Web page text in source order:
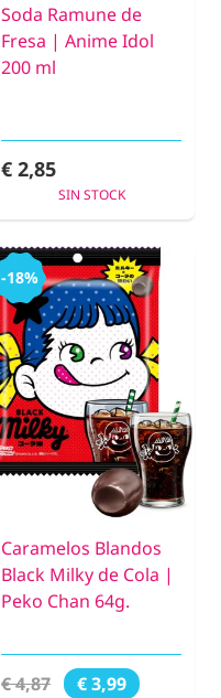
Soda Ramune de
Fresa | Anime Idol
200 ml
€ 2,85
SIN STOCK
-18%
Caramelos Blandos
Black Milky de Cola |
Peko Chan 64g.
€ 4,87 € 3,99